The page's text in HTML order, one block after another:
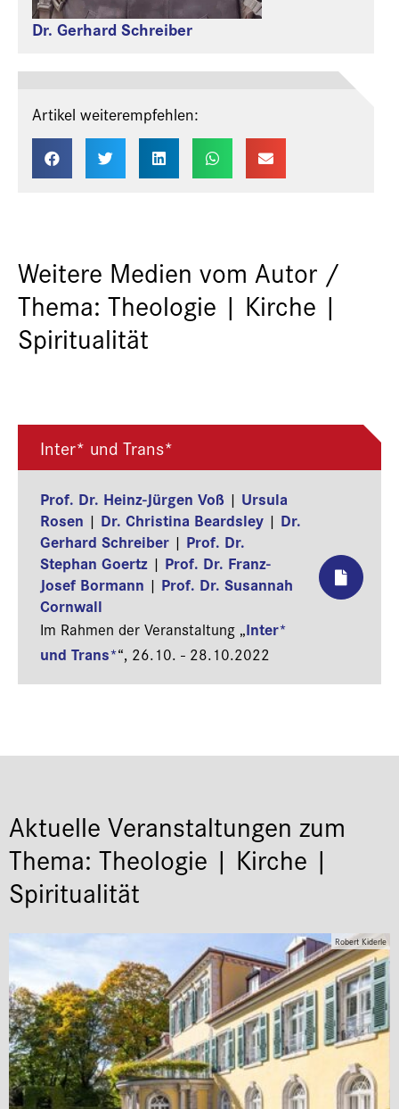
Dr. Gerhard Schreiber
Artikel weiterempfehlen:
Weitere Medien vom Autor /
Thema: Theologie | Kirche |
Spiritualität
Inter* und Trans*
Prof. Dr. Heinz-Jürgen Voß | Ursula
Rosen | Dr. Christina Beardsley | Dr.
Gerhard Schreiber | Prof. Dr.
Stephan Goertz | Prof. Dr. Franz-
Josef Bormann | Prof. Dr. Susannah
Cornwall
Im Rahmen der Veranstaltung „Inter*
und Trans*“, 26.10. - 28.10.2022
Aktuelle Veranstaltungen zum
Thema: Theologie | Kirche |
Spiritualität
Robert Kiderle